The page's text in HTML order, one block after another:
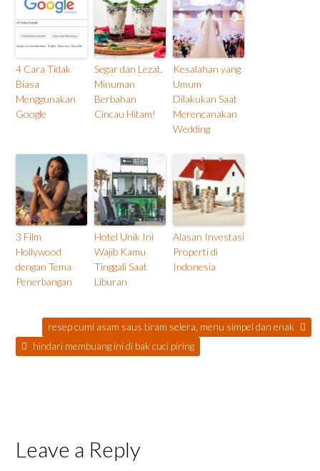
4 Cara Tidak
Biasa
Menggunakan
Google
Segar dan Lezat,
Minuman
Berbahan
Cincau Hitam!
Kesalahan yang
Umum
Dilakukan Saat
Merencanakan
Wedding
3 Film
Hollywood
dengan Tema
Penerbangan
Hotel Unik Ini
Wajib Kamu
Tinggali Saat
Liburan
Alasan Investasi
Properti di
Indonesia
resep cumi asam saus tiram selera, menu simpel dan enak
hindari membuang ini di bak cuci piring
Leave a Reply